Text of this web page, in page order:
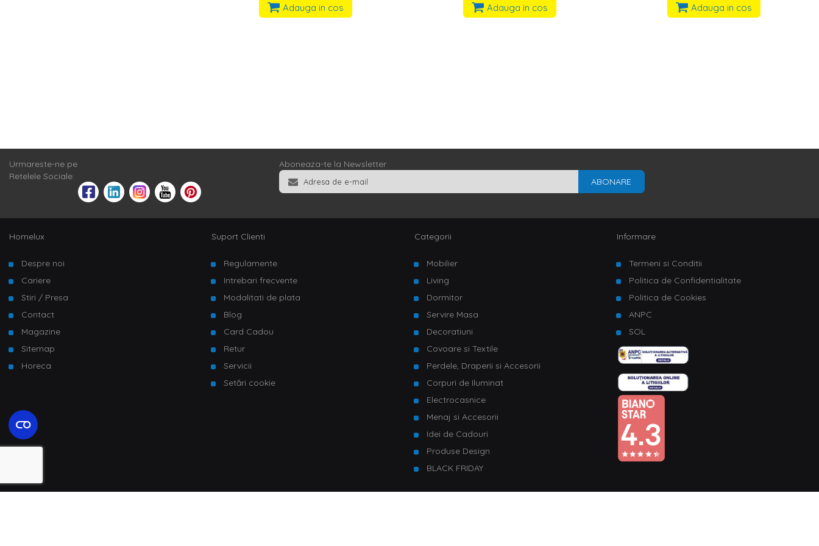
Adauga in cos Adauga in cos Adauga in cos
Urmareste-ne pe
Retelele Sociale:
Aboneaza-te la Newsletter
ABONARE
Homelux
Despre noi
Cariere
Stiri / Presa
Contact
Magazine
Sitemap
Horeca
Suport Clienti
Regulamente
Intrebari frecvente
Modalitati de plata
Blog
Card Cadou
Retur
Servicii
Setări cookie
Categorii
Mobilier
Living
Dormitor
Servire Masa
Decoratiuni
Covoare si Textile
Perdele, Draperii si Accesorii
Corpuri de Iluminat
Electrocasnice
Menaj si Accesorii
Idei de Cadouri
Produse Design
BLACK FRIDAY
Informare
Termeni si Conditii
Politica de Confidentialitate
Politica de Cookies
ANPC
SOL